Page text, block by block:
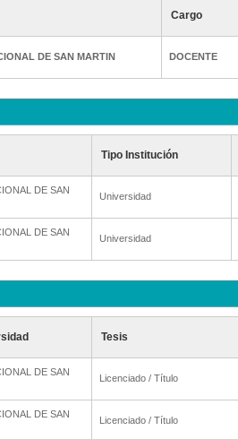
Cargo
DE SAN MARTIN DOCENTE
Tipo Institución
DE SAN
Universidad
DE SAN
Universidad
Tesis
DE SAN
Licenciado / Título
DE SAN
Licenciado / Título